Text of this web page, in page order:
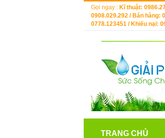
Gọi ngay : Kĩ thuật:
0908.029.292 / Bán hàng:
0778.123451 / Khiếu nại:
TRANG CHỦ